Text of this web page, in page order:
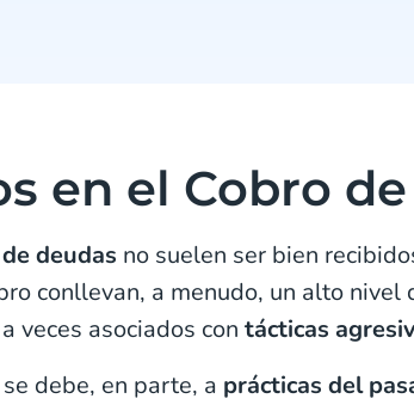
en el Cobro
deudas no suelen ser bien
conllevan, a menudo, un alto nivel
veces asociados con tácticas
debe, en parte, a prácticas del